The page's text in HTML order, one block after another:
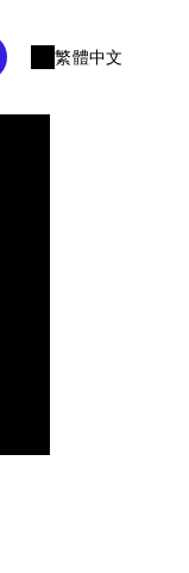
繁體中文